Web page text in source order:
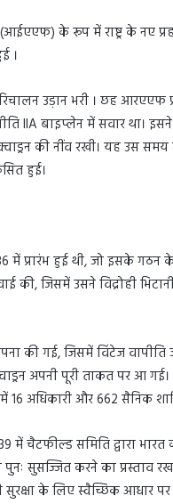
के रूप में राष्ट्र के नए
।
उड़ान भरी । छह आरएएफ
IIA बाइप्लेन में सवार था। इसने
की नींव रखी। यह उस
हुई।
में प्रारंभ हुई थी, जो इसके गठन
की, जिसमें उसने विद्रोही
की गई, जिसमें विंटेज
अपनी पूरी ताकत पर आ गई।
16 अधिकारी और 662 सैनिक
चैटफील्ड समिति द्वारा भारत
पुनः सुसज्जित करने का
के लिए स्वैच्छिक आधार